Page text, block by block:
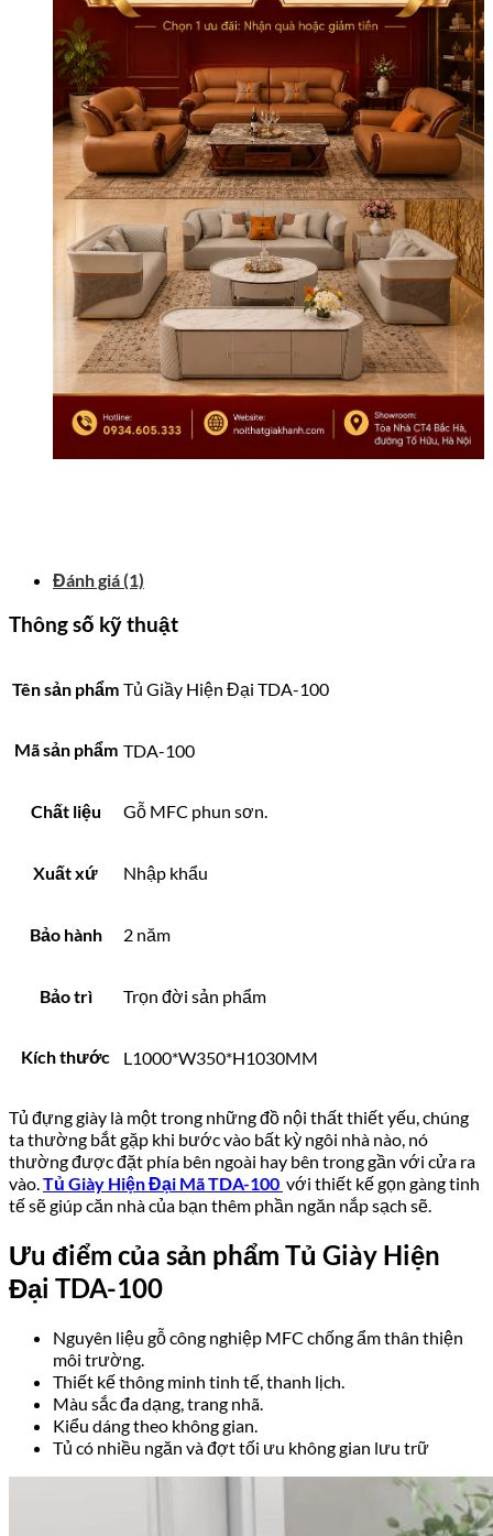
Đánh giá (1)
Thông số kỹ thuật
Tên sản phẩm Tủ Giầy Hiện Đại TDA-100
Mã sản phẩm TDA-100
Chất liệu Gỗ MFC phun sơn.
Xuất xứ Nhập khẩu
Bảo hành 2 năm
Bảo trì Trọn đời sản phẩm
Kích thước L1000*W350*H1030MM
Tủ đựng giày là một trong những đồ nội thất thiết yếu, chúng
ta thường bắt gặp khi bước vào bất kỳ ngôi nhà nào, nó
thường được đặt phía bên ngoài hay bên trong gần với cửa ra
vào.Tủ Giày Hiện Đại Mã TDA-100 với thiết kế gọn gàng tinh
tế sẽ giúp căn nhà của bạn thêm phần ngăn nắp sạch sẽ.
Ưu điểm của sản phẩm Tủ Giày Hiện
Đại TDA-100
Nguyên liệu gỗ công nghiệp MFC chống ẩm thân thiện
môi trường.
Thiết kế thông minh tinh tế, thanh lịch.
Màu sắc đa dạng, trang nhã.
Kiểu dáng theo không gian.
Tủ có nhiều ngăn và đợt tối ưu không gian lưu trữ